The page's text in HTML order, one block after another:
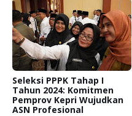
Seleksi PPPK Tahap I
Tahun 2024: Komitmen
Pemprov Kepri Wujudkan
ASN Profesional